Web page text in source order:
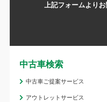
上記フォームより
中古車検索
中古車ご提案サービス
アウトレットサービス